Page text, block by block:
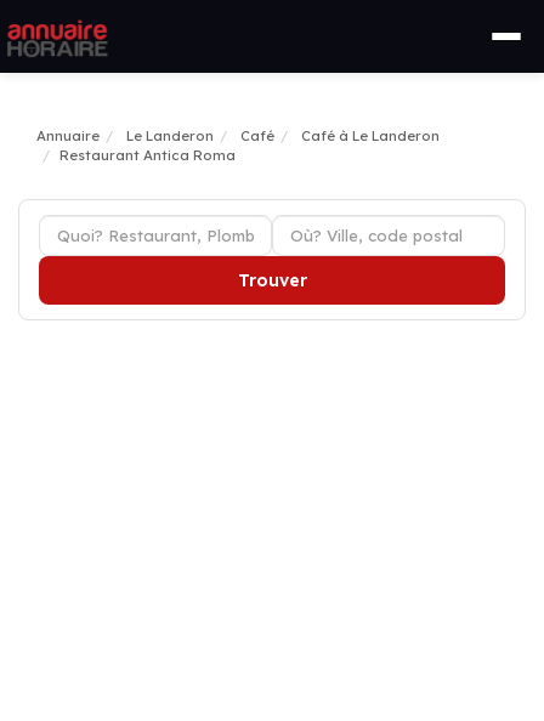
Annuaire Le Landeron Café
Café à Le Landeron
Restaurant Antica Roma
Trouver